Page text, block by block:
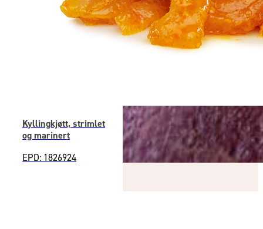
Kyllingkjøtt, strimlet
og marinert
EPD: 1826924